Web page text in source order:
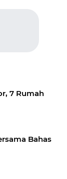
7 Rumah
Bahas